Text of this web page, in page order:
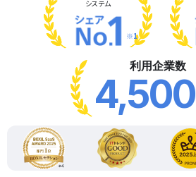
システム
※1
利用企業数
4,500